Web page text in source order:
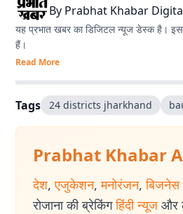
By Prabhat Khabar
यह प्रभात खबर का डिजिटल न्यूज डेस्क है।
हैं।
Read More
Tags 24 districts jharkhand
Prabhat Khabar
देश, एजुकेशन, मनोरंजन,
रोजाना की ब्रेकिंग हिंदी न्यूज और